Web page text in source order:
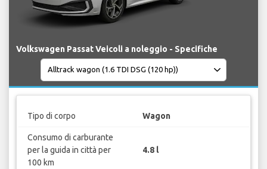
Volkswagen Passat Veicoli a noleggio - Specifiche
Tipo di corpo Wagon
Consumo di carburante
per la guida in città per
100 km
4.8 l